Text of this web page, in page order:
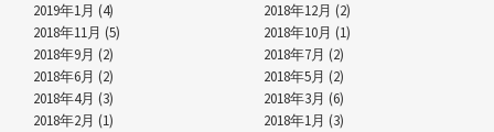
2019年1月 (4)
2018年12月 (2)
2018年11月 (5)
2018年10月 (1)
2018年9月 (2)
2018年7月 (2)
2018年6月 (2)
2018年5月 (2)
2018年4月 (3)
2018年3月 (6)
2018年2月 (1)
2018年1月 (3)